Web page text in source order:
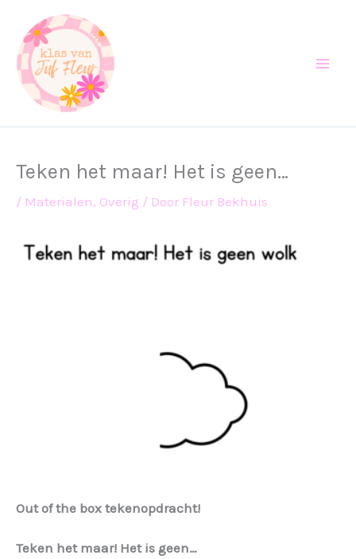
naar
inhoud
Teken het maar! Het is geen…
/ Materialen, Overig / Door Fleur Bekhuis
Out of the box tekenopdracht!
Teken het maar! Het is geen…